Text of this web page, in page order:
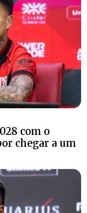
com o
chegar a um